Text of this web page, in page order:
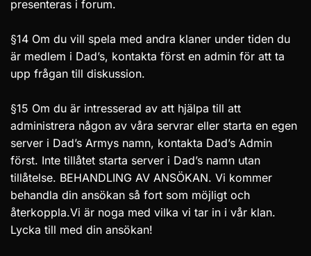
presenteras i forum.
§14 Om du vill spela med andra klaner under tiden du
är medlem i Dad’s, kontakta först en admin för att ta
upp frågan till diskussion.
§15 Om du är intresserad av att hjälpa till att
administrera någon av våra servrar eller starta en egen
server i Dad’s Armys namn, kontakta Dad’s Admin
först. Inte tillåtet starta server i Dad’s namn utan
tillåtelse. BEHANDLING AV ANSÖKAN. Vi kommer
behandla din ansökan så fort som möjligt och
återkoppla.Vi är noga med vilka vi tar in i vår klan.
Lycka till med din ansökan!